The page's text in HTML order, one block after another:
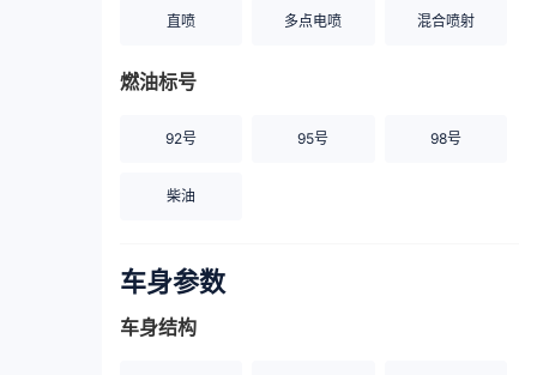
直喷 多点电喷 混合喷射
燃油标号
92号 95号 98号
柴油
车身参数
车身结构